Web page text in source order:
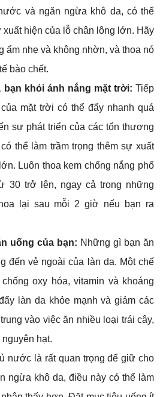
và ngăn ngừa khô da, có thể
xuất hiện của lỗ chân lông lớn. Hãy
ẩm nhẹ và không nhờn, và thoa nó
bào chết.
bạn khỏi ánh nắng mặt trời: Tiếp
mặt trời có thể đẩy nhanh quá
sự phát triển của các tổn thương
thể làm trầm trọng thêm sự xuất
Luôn thoa kem chống nắng phổ
30 trở lên, ngay cả trong những
lại sau mỗi 2 giờ nếu bạn ra
uống của bạn: Những gì bạn ăn
đến vẻ ngoài của làn da. Một chế
oxy hóa, vitamin và khoáng
làn da khỏe mạnh và giảm các
vào việc ăn nhiều loại trái cây,
hạt.
nước là rất quan trọng để giữ cho
ngừa khô da, điều này có thể làm